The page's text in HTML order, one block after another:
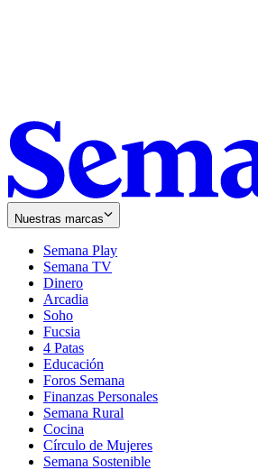
Nuestras marcas
Semana Play
Semana TV
Dinero
Arcadia
Soho
in
new
window
Fucsia
in
new
window
4 Patas
Educación
Foros Semana
Finanzas Personales
Semana Rural
Cocina
Círculo de Mujeres
Semana Sostenible